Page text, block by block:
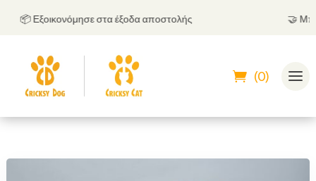
📦 Εξοικονόμησε στα έξοδα αποστολής
(0)